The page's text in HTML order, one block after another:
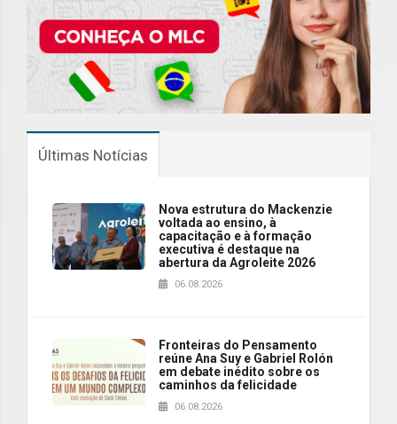
Últimas Notícias
Nova estrutura do Mackenzie
voltada ao ensino, à
capacitação e à formação
executiva é destaque na
abertura da Agroleite 2026
06.08.2026
Fronteiras do Pensamento
reúne Ana Suy e Gabriel Rolón
em debate inédito sobre os
caminhos da felicidade
06.08.2026